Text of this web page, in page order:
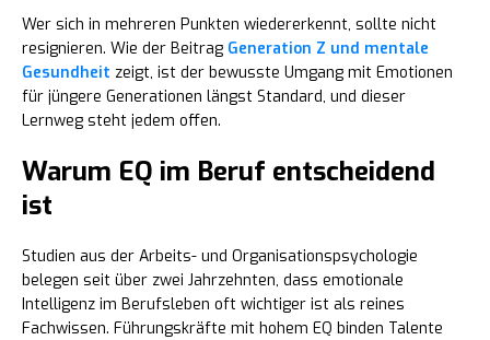
Wer sich in mehreren Punkten wiedererkennt, sollte nicht
resignieren. Wie der Beitrag Generation Z und mentale
Gesundheit zeigt, ist der bewusste Umgang mit Emotionen
für jüngere Generationen längst Standard, und dieser
Lernweg steht jedem offen.
Warum EQ im Beruf entscheidend
ist
Studien aus der Arbeits- und Organisationspsychologie
belegen seit über zwei Jahrzehnten, dass emotionale
Intelligenz im Berufsleben oft wichtiger ist als reines
Fachwissen. Führungskräfte mit hohem EQ binden Talente